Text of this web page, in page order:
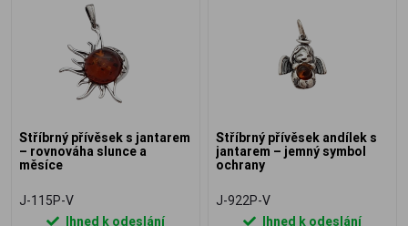
Stříbrný přívěsek s jantarem
– rovnováha slunce a
měsíce
J-115P-V
Ihned k odeslání
Stříbrný přívěsek andílek s
jantarem – jemný symbol
ochrany
J-922P-V
Ihned k odeslání